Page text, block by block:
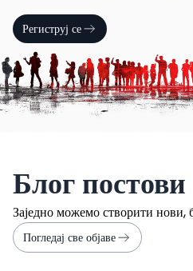
Региструј се
Блог постови
Заједно можемо створити нови,
Погледај све објаве